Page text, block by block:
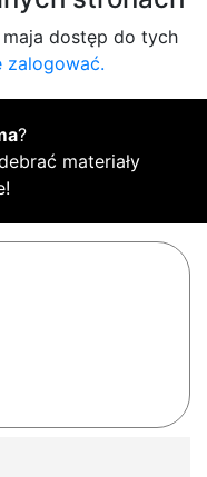
dostęp do tych
zalogować.
?
materiały